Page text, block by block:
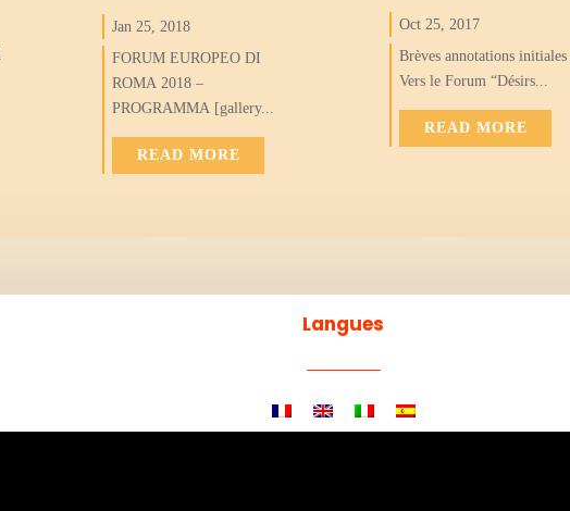
Jan 25, 2018
FORUM EUROPEO DI
ROMA 2018 –
PROGRAMMA [gallery...
READ MORE
Oct 25, 2017
Brèves annotations initiales
Vers le Forum “Désirs...
READ MORE
Langues